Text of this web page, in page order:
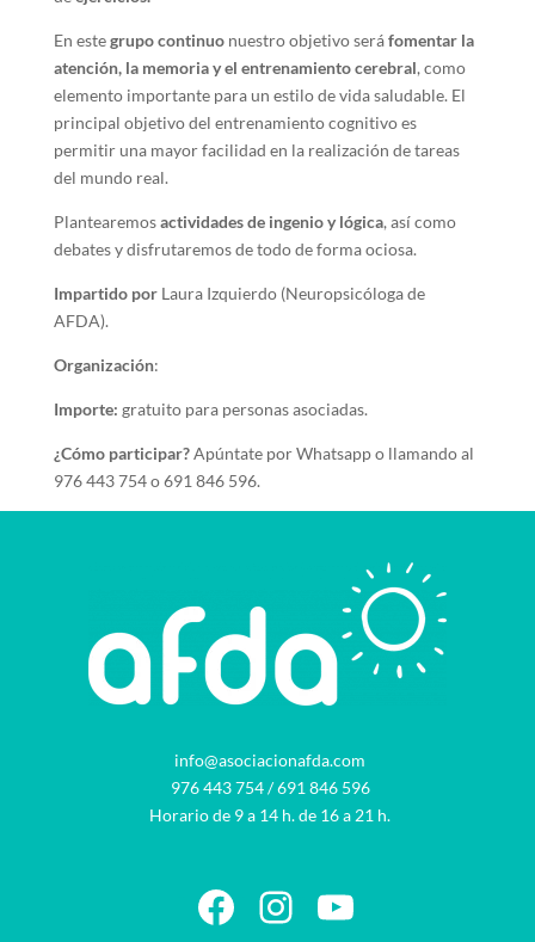
En estegrupo continuonuestro objetivo seráfomentar la
atención, la memoria y el entrenamiento cerebral, como
elemento importante para un estilo de vida saludable. El
principal objetivo del entrenamiento cognitivo es
permitir una mayor facilidad en la realización de tareas
del mundo real.
Plantearemosactividades de ingenio y lógica, así como
debates y disfrutaremos de todo de forma ociosa.
Impartido porLaura Izquierdo (Neuropsicóloga de
AFDA).
Organización:
Importe: gratuito para personas asociadas.
¿Cómo participar?Apúntate por Whatsapp o llamando al
976 443 754 o 691 846 596.
info@asociacionafda.com
976 443 754/691 846 596
Horario de 9 a 14 h. de 16 a 21 h.
Facebook
Instagram
YouTube